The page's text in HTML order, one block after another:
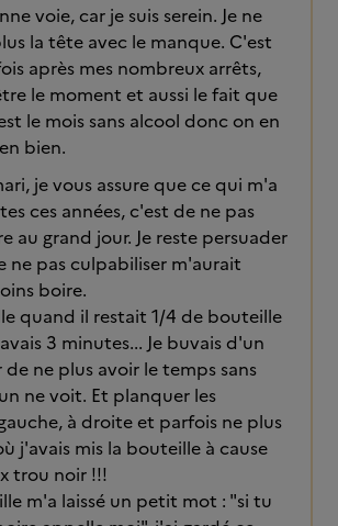
voie, car je suis serein. Je ne
la tête avec le manque. C'est
après mes nombreux arrêts,
le moment et aussi le fait que
le mois sans alcool donc on en
bien.
je vous assure que ce qui m'a
ces années, c'est de ne pas
au grand jour. Je reste persuader
ne pas culpabiliser m'aurait
boire.
quand il restait 1/4 de bouteille
3 minutes... Je buvais d'un
ne plus avoir le temps sans
ne voit. Et planquer les
à droite et parfois ne plus
j'avais mis la bouteille à cause
trou noir !!!
m'a laissé un petit mot : "si tu